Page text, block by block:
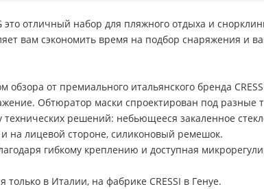
это отличный набор для пляжного отдыха и
вам сэкономить время на подбор снаряжения и
от премиального итальянского бренда
Обтюратор маски спроектирован под разные
технических решений: небьющееся закаленное
на лицевой стороне, силиконовый ремешок.
гибкому креплению и доступная
в Италии, на фабрике CRESSI в Генуе.